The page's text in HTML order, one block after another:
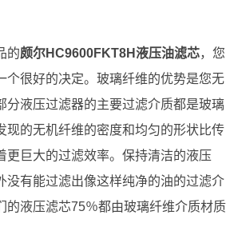
的颇尔HC9600FKT8H液压油滤芯，您
个很好的决定。玻璃纤维的优势是您无
分液压过滤器的主要过滤介质都是玻璃
现的无机纤维的密度和均匀的形状比传
更巨大的过滤效率。保持清洁的液压
没有能过滤出像这样纯净的油的过滤介
的液压滤芯75％都由玻璃纤维介质材质